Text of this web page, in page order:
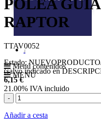
Menú contenidos
MENÚ
POLEA
RAPTOR
TTAV0052
Estado:NUEVO
(salvo indicado en
6,15 €
21.00% IVA incluido
-
Añadir a cesta